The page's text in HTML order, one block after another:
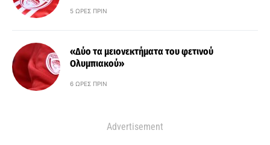
5 ΏΡΕΣ ΠΡΙΝ
«Δύο τα μειονεκτήματα του φετινού
Ολυμπιακού»
6 ΏΡΕΣ ΠΡΙΝ
Advertisement